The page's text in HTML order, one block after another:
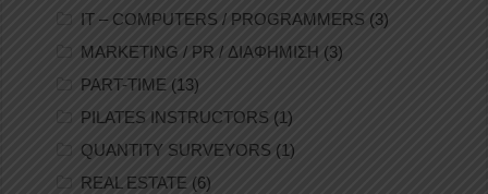
IT – COMPUTERS / PROGRAMMERS (3)
MARKETING / PR / ΔΙΑΦΗΜΙΣΗ (3)
PART-TIME (13)
PILATES INSTRUCTORS (1)
QUANTITY SURVEYORS (1)
REAL ESTATE (6)